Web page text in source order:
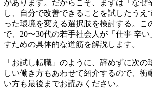
があります。だからこそ、まずは「なぜ
し、自分で改善できることを試したうえ
った環境を変える選択肢を検討する。こ
で、20〜30代の若手社会人が「仕事 辛
すための具体的な道筋を解説します。
「お試し転職」のように、辞めずに次の
しい働き方もあわせて紹介するので、衝
い方も最後までお読みください。